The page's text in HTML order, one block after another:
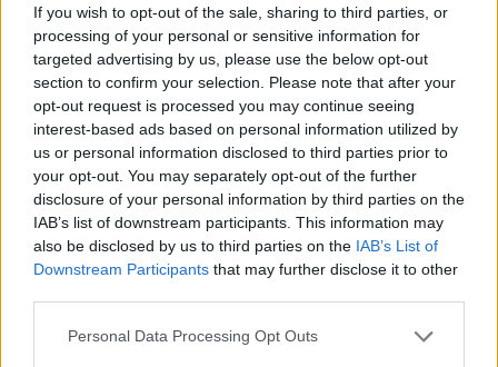
If you wish to opt-out of the sale, sharing to third parties, or
processing of your personal or sensitive information for
targeted advertising by us, please use the below opt-out
section to confirm your selection. Please note that after your
opt-out request is processed you may continue seeing
interest-based ads based on personal information utilized by
us or personal information disclosed to third parties prior to
your opt-out. You may separately opt-out of the further
disclosure of your personal information by third parties on the
IAB’s list of downstream participants. This information may
also be disclosed by us to third parties on the IAB’s List of
Downstream Participants that may further disclose it to other
Personal Data Processing Opt Outs
Aperçu du fichier
Partager le fichier zogzog2 1.png
sur le Web et les réseaux
sociaux: